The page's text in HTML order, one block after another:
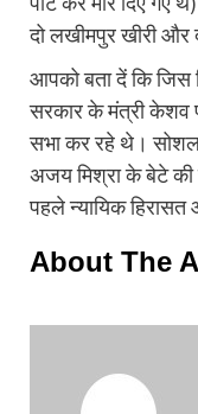
दो लखीमपुर खीरी और
आपको बता दें कि जिस
सरकार के मंत्री केशव
सभा कर रहे थे। सोशल
अजय मिश्रा के बेटे की
पहले न्यायिक हिरासत
About The